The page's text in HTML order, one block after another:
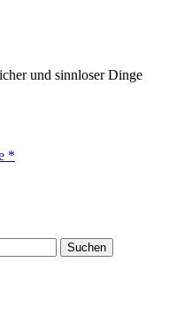
und sinnloser Dinge
*